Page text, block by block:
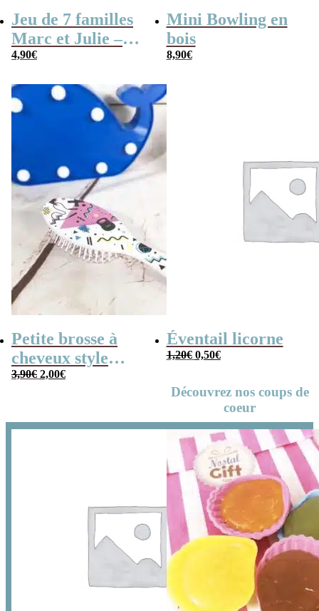
Jeu de 7 familles
Marc et Julie –
Les meilleures
4,90€
Mini Bowling en
bois
8,90€
Petite brosse à
cheveux style
années 80
3,90€ Le
prix
2,00€Le
prix
Éventail licorne
1,20€ Le
prix
0,50€Le
prix
Découvrez nos coups de
coeur